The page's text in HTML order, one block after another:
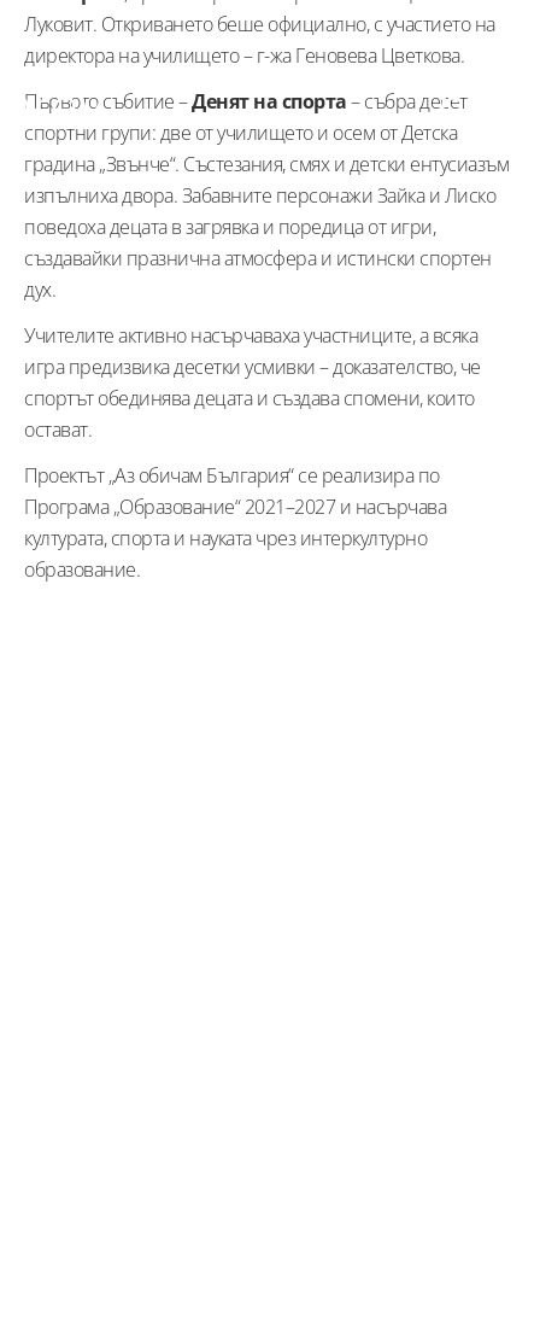
Луковит. Откриването беше официално, с участието на
директора на училището – г-жа Геновева Цветкова.
Първото събитие –Денят на спорта– събра десет
спортни групи: две от училището и осем от Детска
градина „Звънче“. Състезания, смях и детски ентусиазъм
изпълниха двора. Забавните персонажи Зайка и Лиско
поведоха децата в загрявка и поредица от игри,
създавайки празнична атмосфера и истински спортен
дух.
Учителите активно насърчаваха участниците, а всяка
игра предизвика десетки усмивки – доказателство, че
спортът обединява децата и създава спомени, които
остават.
Проектът „Аз обичам България“ се реализира по
Програма „Образование“ 2021–2027 и насърчава
културата, спорта и науката чрез интеркултурно
образование.